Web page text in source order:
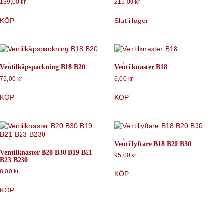
139,00 kr
KÖP
215,00 kr
Slut i lager
Ventilkåpspackning B18 B20
75,00kr
KÖP
Ventilknaster B18
6,00 kr
KÖP
Ventilknaster B20 B30 B19 B21
B23 B230
8,00 kr
KÖP
Ventillyftare B18 B20 B30
95,00kr
KÖP